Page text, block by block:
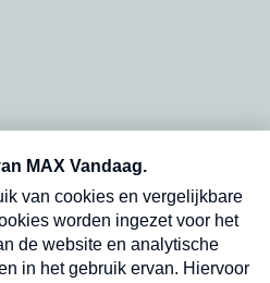
en dinsdagochtend in
Verzend